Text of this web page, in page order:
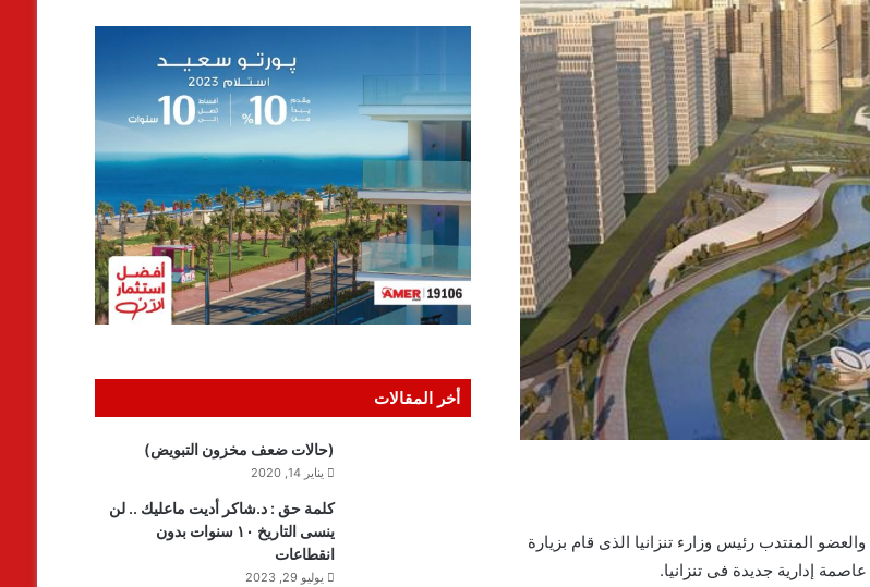
المنتدب رئيس وزارء تنزانيا الذى قام بزيارة
إدارية جديدة فى تنزانيا.
أخر المقالات
(حالات ضعف مخزون التبويض)
يناير 14, 2020
كلمة حق : د.شاكر أديت ماعليك .. لن
ينسى التاريخ ١٠ سنوات بدون
انقطاعات
يوليو 29, 2023